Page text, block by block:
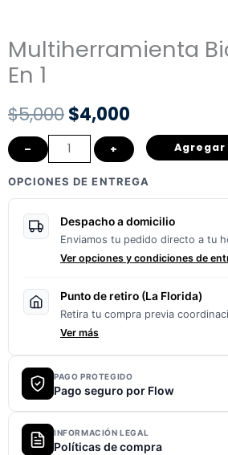
Multiherramienta
En 1
$5,000El
precio
original
$5,000.
$4,000
precio
actual
es:
$4,000.
Multiherramienta
Bicicleta
15
cantidad
– +
OPCIONES DE ENTREGA
Despacho a domicilio
Enviamos tu pedido directo a tu
Ver opciones y condiciones de
Punto de retiro (La Florida)
Retira tu compra previa
Ver más
PAGO PROTEGIDO
Pago seguro por Flow
INFORMACIÓN LEGAL
Políticas de compra